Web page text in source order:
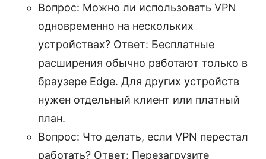
Вопрос: Можно ли использовать VPN
одновременно на нескольких
устройствах? Ответ: Бесплатные
расширения обычно работают только в
браузере Edge. Для других устройств
нужен отдельный клиент или платный
план.
Вопрос: Что делать, если VPN перестал
работать? Ответ: Перезагрузите